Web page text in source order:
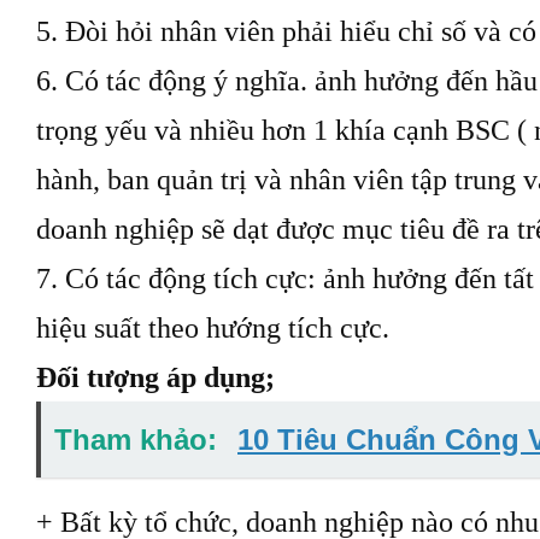
5. Đòi hỏi nhân viên phải hiểu chỉ số và
6. Có tác động ý nghĩa. ảnh hưởng đến
trọng yếu và nhiều hơn 1 khía cạnh BSC
hành, ban quản trị và nhân viên tập trung
doanh nghiệp sẽ dạt được mục tiêu đề ra
7. Có tác động tích cực: ảnh hưởng đến
hiệu suất theo hướng tích cực.
Đối tượng áp dụng;
Tham khảo:
10 Tiêu Chuẩn Công
+ Bất kỳ tổ chức, doanh nghiệp nào có